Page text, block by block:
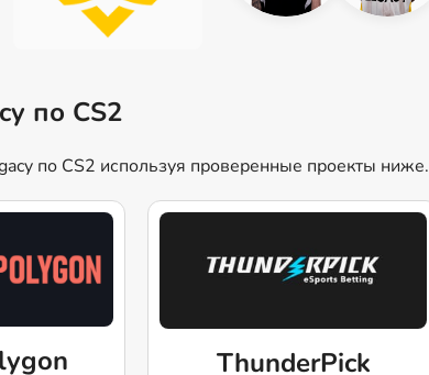
по CS2
по CS2 используя проверенные проекты ниже.
ThunderPick